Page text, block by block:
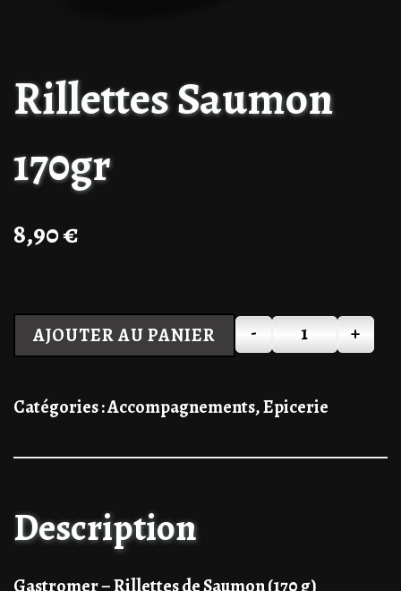
Rillettes Saumon
170gr
8,90€
Quantité
- +
AJOUTER AU PANIER
Catégories :Accompagnements,Epicerie
Description
Gastromer – Rillettes de Saumon (170 g)